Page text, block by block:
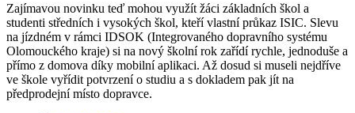
Zajímavou novinku teď mohou využít žáci základních škol a
studenti středních i vysokých škol, kteří vlastní průkaz ISIC. Slevu
na jízdném v rámci IDSOK (Integrovaného dopravního systému
Olomouckého kraje) si na nový školní rok zařídí rychle, jednoduše a
přímo z domova díky mobilní aplikaci. Až dosud si museli nejdříve
ve škole vyřídit potvrzení o studiu a s dokladem pak jít na
předprodejní místo dopravce.